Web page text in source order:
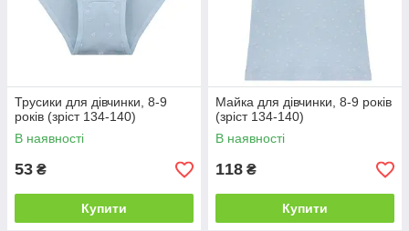
Трусики для дівчинки, 8-9
років (зріст 134-140)
В наявності
53 ₴
Купити
Майка для дівчинки, 8-9 років
(зріст 134-140)
В наявності
118 ₴
Купити